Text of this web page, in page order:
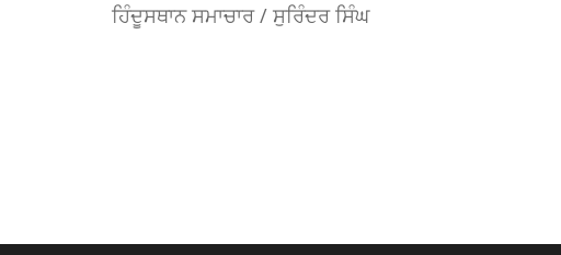
ਹਿੰਦੂਸਥਾਨ ਸਮਾਚਾਰ / ਸੁਰਿੰਦਰ ਸਿੰਘ